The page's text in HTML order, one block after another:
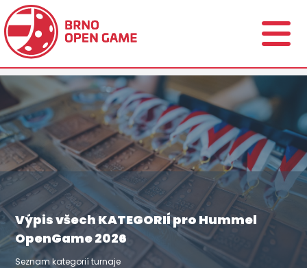
Výpis všech KATEGORIÍ pro Hummel
OpenGame 2026
Seznam kategorií turnaje